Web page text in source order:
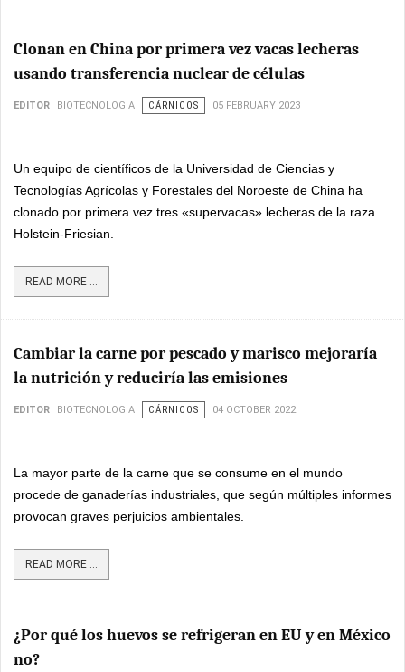
Clonan en China por primera vez vacas lecheras
usando transferencia nuclear de células
EDITOR BIOTECNOLOGIA CÁRNICOS 05 FEBRUARY 2023
Un equipo de científicos de la Universidad de Ciencias y
Tecnologías Agrícolas y Forestales del Noroeste de China ha
clonado por primera vez tres «supervacas» lecheras de la raza
Holstein-Friesian.
READ MORE ...
Cambiar la carne por pescado y marisco mejoraría
la nutrición y reduciría las emisiones
EDITOR BIOTECNOLOGIA CÁRNICOS 04 OCTOBER 2022
La mayor parte de la carne que se consume en el mundo
procede de ganaderías industriales, que según múltiples informes
provocan graves perjuicios ambientales.
READ MORE ...
¿Por qué los huevos se refrigeran en EU y en México
no?